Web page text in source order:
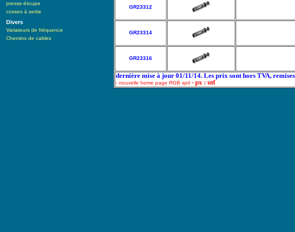
presse-étoupe
cosses à sertie
Divers
Variateurs de fréquence
Chemins de cables
GR23312
GR23314
GR23316
dernière mise à jour 01/11/14. Les prix sont hors TVA,
- nouvelle home page RGB sprl - px : utf